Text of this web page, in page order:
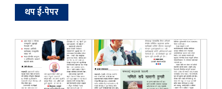
थप ई-पेपर